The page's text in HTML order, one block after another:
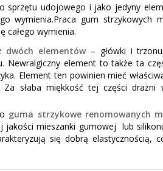
sprzętu udojowego i jako jedyny
wymienia.Praca gum strzykowych
całego wymienia.
dwóch elementów – główki i
Newralgiczny element to także ta
Element ten powinien mieć
Za słaba miękkość tej części
guma strzykowe renomowanych
jakości mieszanki gumowej lub
się dobrą elastycznością,